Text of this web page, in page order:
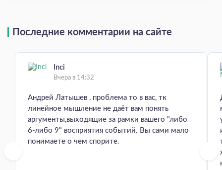
Последние комментарии на сайте
Inci
Вчера в 14:32
Андрей Латышев , проблема то в вас, тк
линейное мышление не даёт вам понять
аргументы,выходящие за рамки вашего "либо
6-либо 9" восприятия событий. Вы сами мало
понимаете о чем спорите.